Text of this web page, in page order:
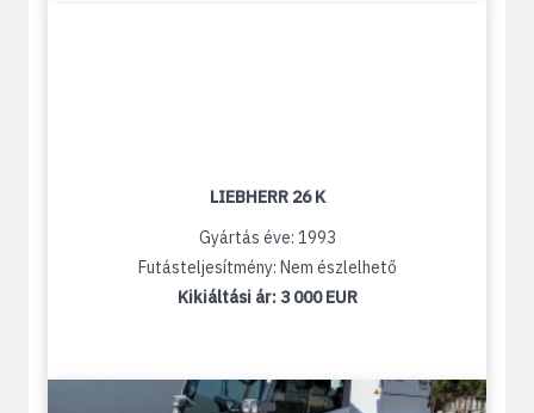
LIEBHERR 26 K
Gyártás éve: 1993
Futásteljesítmény: Nem észlelhető
Kikiáltási ár: 3 000 EUR